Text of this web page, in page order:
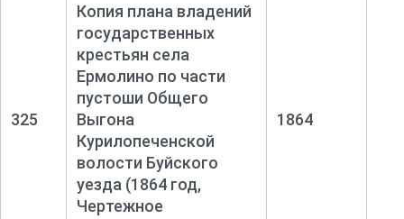
325
Копия плана владений
государственных
крестьян села
Ермолино по части
пустоши Общего
Выгона
Курилопеченской
волости Буйского
уезда (1864 год,
Чертежное
1864